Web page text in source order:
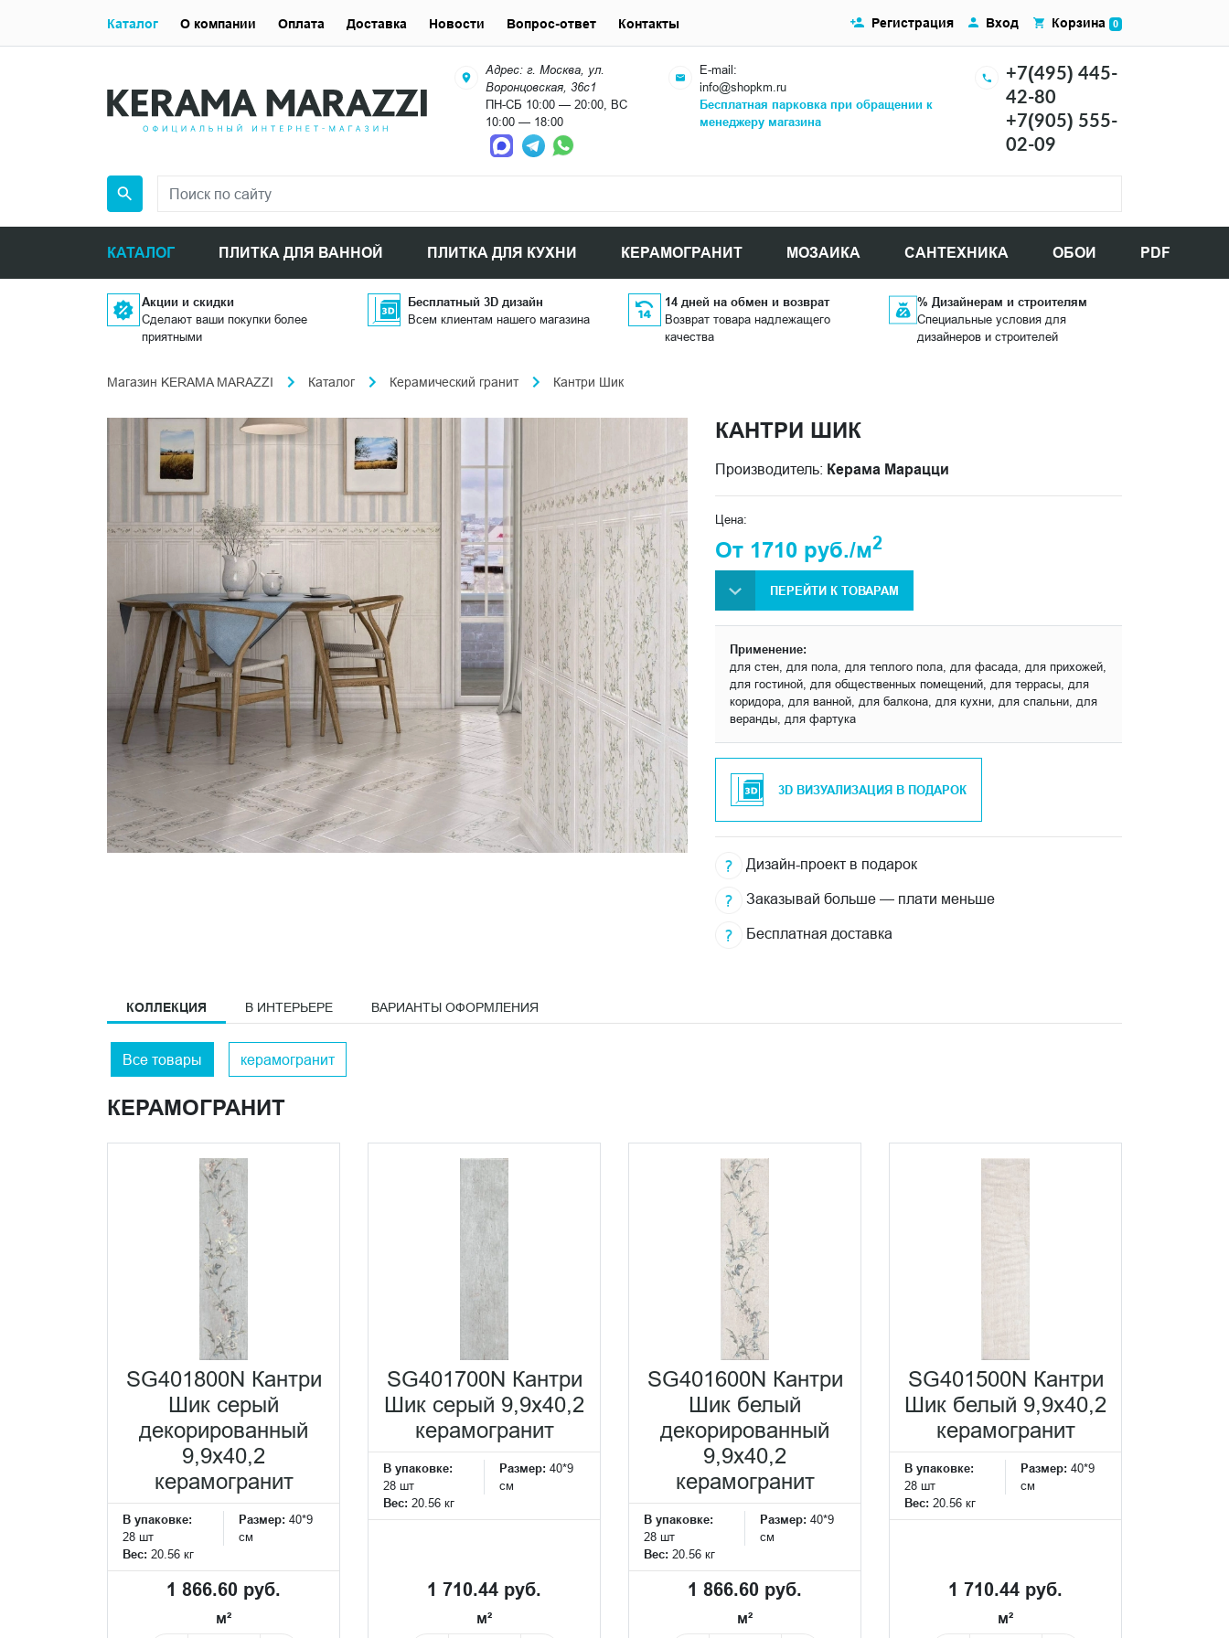
Адрес: г. Москва, ул.
Воронцовская, 36с1
ПН-СБ 10:00 — 20:00, ВС
10:00 — 18:00
E-mail:
info@shopkm.ru
Бесплатная парковка при обращении к
менеджеру магазина
+7(495) 445-
42-80
+7(905) 555-
02-09
КАТАЛОГ ПЛИТКА ДЛЯ ВАННОЙ ПЛИТКА ДЛЯ КУХНИ КЕРАМОГРАНИТ МОЗАИКА САНТЕХНИКА ОБОИ PDF
Регистрация Вход Корзина 0
Каталог О компании Оплата Доставка Новости Вопрос-ответ Контакты
Акции и скидки
Сделают ваши покупки более
приятными
Бесплатный 3D дизайн
Всем клиентам нашего магазина
14 дней на обмен и возврат
Возврат товара надлежащего
качества
% Дизайнерам и строителям
Специальные условия для
дизайнеров и строителей
Магазин KERAMA MARAZZI Каталог Керамический гранит Кантри Шик
КАНТРИ ШИК
Производитель: Керама Марацци
Цена:
От 1710 руб./м2
ПЕРЕЙТИ К ТОВАРАМ
Применение:
для стен, для пола, для теплого пола, для фасада, для прихожей,
для гостиной, для общественных помещений, для террасы, для
коридора, для ванной, для балкона, для кухни, для спальни, для
веранды, для фартука
3D ВИЗУАЛИЗАЦИЯ В ПОДАРОК
Дизайн-проект в подарок
Заказывай больше — плати меньше
Бесплатная доставка
КОЛЛЕКЦИЯ В ИНТЕРЬЕРЕ ВАРИАНТЫ ОФОРМЛЕНИЯ
Все товары керамогранит
КЕРАМОГРАНИТ
SG401800N Кантри
Шик серый
декорированный
9,9x40,2
керамогранит
В упаковке:
28 шт
Размер: 40*9
см
Вес: 20.56 кг
1 866.60 руб.
м²
SG401700N Кантри
Шик серый 9,9x40,2
керамогранит
В упаковке:
28 шт
Размер: 40*9
см
Вес: 20.56 кг
1 710.44 руб.
м²
SG401600N Кантри
Шик белый
декорированный
9,9x40,2
керамогранит
В упаковке:
28 шт
Размер: 40*9
см
Вес: 20.56 кг
1 866.60 руб.
м²
SG401500N Кантри
Шик белый 9,9x40,2
керамогранит
В упаковке:
28 шт
Размер: 40*9
см
Вес: 20.56 кг
1 710.44 руб.
м²